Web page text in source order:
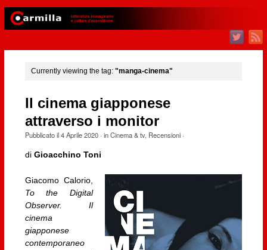
Currently viewing the tag: "manga-cinema"
Il cinema giapponese
attraverso i monitor
Pubblicato il4 Aprile 2020· inCinema & tv, Recensioni·
di Gioacchino Toni
Giacomo Calorio,
To the Digital
Observer. Il
cinema
giapponese
contemporaneo